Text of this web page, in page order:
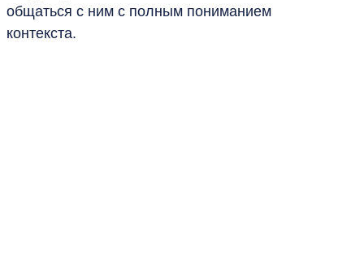
общаться с ним с полным пониманием
контекста.